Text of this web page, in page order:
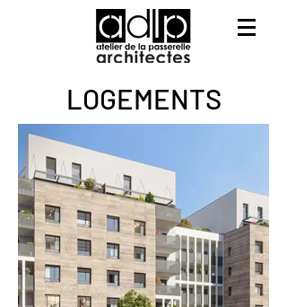
LOGEMENTS